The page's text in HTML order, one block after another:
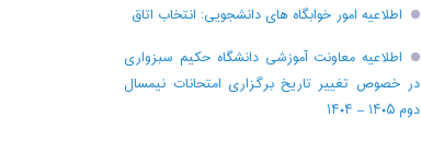
اطلاعیه امور خوابگاه های دانشجویی: انتخاب اتاق
اطلاعیه معاونت آموزشی دانشگاه حکیم سبزواری
در خصوص تغییر تاریخ برگزاری امتحانات نیمسال
دوم ۱۴۰۵ – ۱۴۰۴